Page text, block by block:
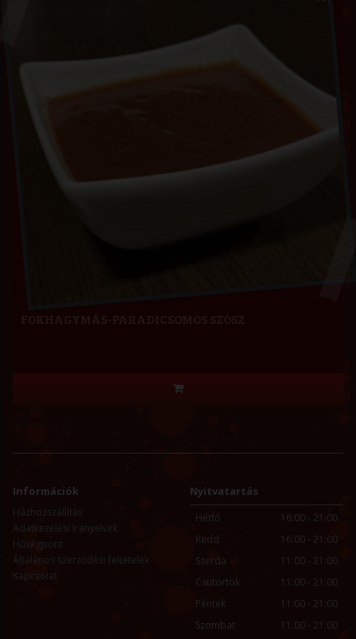
Információk
Házhozszállítás
Adatkezelési Irányelvek
Hűségpont
Általános szerződési feltételek
Kapcsolat
Nyitvatartás
Hétfő
Kedd
Szerda
Csütörtök
Péntek
Szombat
16:00 - 21:00
16:00 - 21:00
11:00 - 21:00
11:00 - 21:00
11:00 - 21:00
11:00 - 21:00